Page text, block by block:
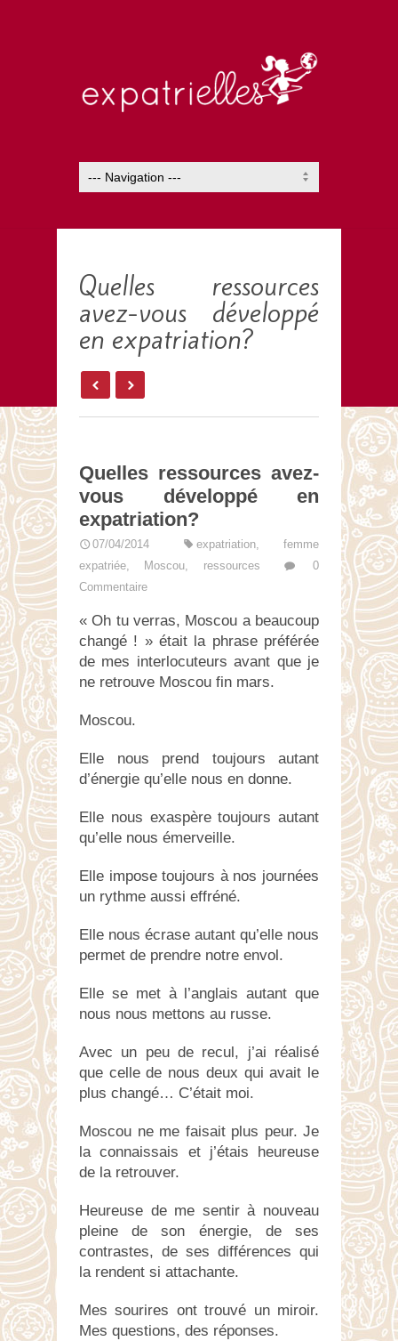
Quelles ressources
avez-vous développé
en expatriation?
Quelles ressources avez-
vous développé en
expatriation?
07/04/2014 expatriation, femme
expatriée, Moscou, ressources
0
Commentaire
« Oh tu verras, Moscou a beaucoup
changé ! » était la phrase préférée
de mes interlocuteurs avant que je
ne retrouve Moscou fin mars.
Moscou.
Elle nous prend toujours autant
d’énergie qu’elle nous en donne.
Elle nous exaspère toujours autant
qu’elle nous émerveille.
Elle impose toujours à nos journées
un rythme aussi effréné.
Elle nous écrase autant qu’elle nous
permet de prendre notre envol.
Elle se met à l’anglais autant que
nous nous mettons au russe.
Avec un peu de recul, j’ai réalisé
que celle de nous deux qui avait le
plus changé… C’était moi.
Moscou ne me faisait plus peur. Je
la connaissais et j’étais heureuse
de la retrouver.
Heureuse de me sentir à nouveau
pleine de son énergie, de ses
contrastes, de ses différences qui
la rendent si attachante.
Mes sourires ont trouvé un miroir.
Mes questions, des réponses.